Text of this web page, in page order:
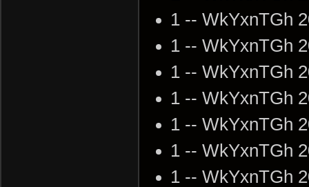
1 -- WkYxnTGh
1 -- WkYxnTGh
1 -- WkYxnTGh
1 -- WkYxnTGh
1 -- WkYxnTGh
1 -- WkYxnTGh
1 -- WkYxnTGh